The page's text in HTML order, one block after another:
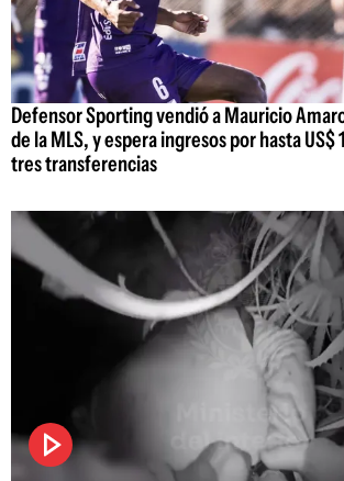
Defensor Sporting vendió a Mauricio
de la MLS, y espera ingresos por hasta
tres transferencias